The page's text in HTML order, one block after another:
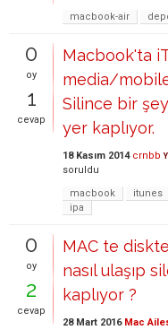
macbook-air
0
oy
1
cevap
Macbook'ta
media/
Silince bir
yer kaplıyor.
18 Kasım 2014 crnbb
soruldu
macbook
itunes
ipa
0
oy
2
cevap
MAC te
nasıl ulaşıp
kaplıyor ?
28 Mart 2016 Mac